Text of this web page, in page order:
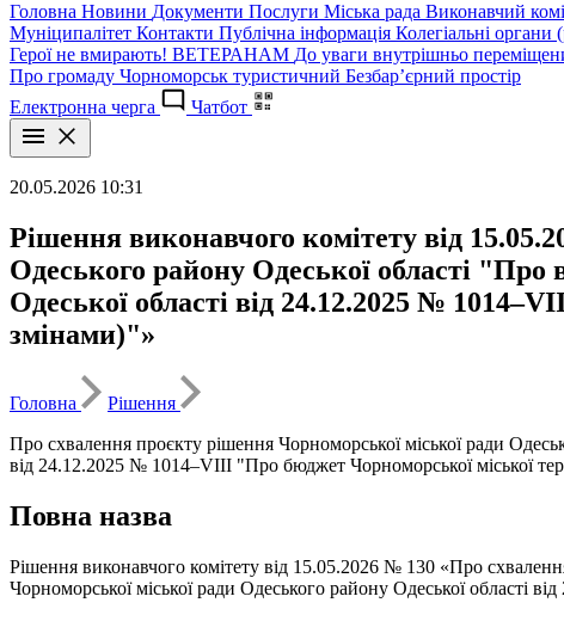
Головна Новини Документи Послуги Міська рада Виконавчий
Муніципалітет Контакти Публічна інформація Колегіальні органи
Герої не вмирають! ВЕТЕРАНАМ До уваги внутрішньо
Про громаду Чорноморськ туристичний Безбар’єрний простір
Електронна черга
Чатбот
20.05.2026 10:31
Рішення виконавчого комітету від
Одеського району Одеської області "Про
Одеської області від 24.12.2025 №
змінами)"»
Головна
Рішення
Про схвалення проєкту рішення Чорноморської міської ради
від 24.12.2025 № 1014–VІII "Про бюджет Чорноморської міської
Повна назва
Рішення виконавчого комітету від 15.05.2026 № 130 «Про
Чорноморської міської ради Одеського району Одеської області